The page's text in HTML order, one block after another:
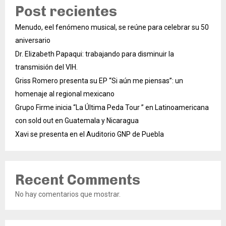
Post recientes
Menudo, eel fenómeno musical, se reúne para celebrar su 50
aniversario
Dr. Elizabeth Papaqui: trabajando para disminuir la
transmisión del VIH.
Griss Romero presenta su EP “Si aún me piensas”: un
homenaje al regional mexicano
Grupo Firme inicia “La Última Peda Tour ” en Latinoamericana
con sold out en Guatemala y Nicaragua
Xavi se presenta en el Auditorio GNP de Puebla
Recent Comments
No hay comentarios que mostrar.